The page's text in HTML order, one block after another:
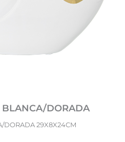
BLANCA/DORADA
DORADA 29X8X24CM